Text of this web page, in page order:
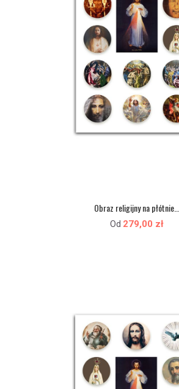
Obraz religijny na płótnie...
Od 279,00 zł